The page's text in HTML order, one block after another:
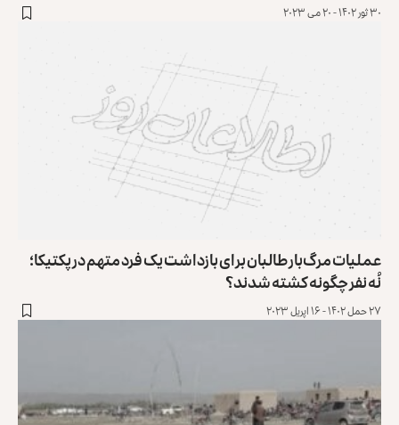
۳۰ ثور ۱۴۰۲ - ۲۰ می ۲۰۲۳
عملیات مرگ‌بار طالبان برای بازداشت یک فرد متهم در پکتیکا؛
نُه نفر چگونه کشته شدند؟
۲۷ حمل ۱۴۰۲ - ۱۶ اپریل ۲۰۲۳